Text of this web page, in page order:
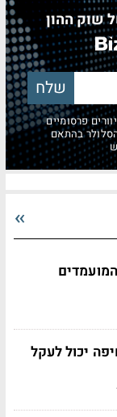
שוק ההון
פרסומיים
בהתאם
יכול לעקל